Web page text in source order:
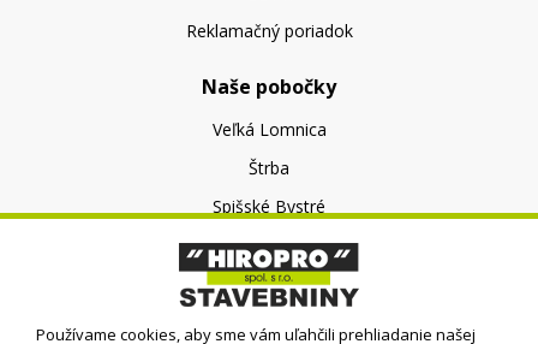
Reklamačný poriadok
Naše pobočky
Veľká Lomnica
Štrba
Spišské Bystré
O nás
O spoločnosti
Používame cookies, aby sme vám uľahčili prehliadanie našej